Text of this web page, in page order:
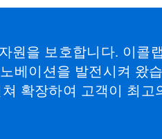
원을 보호합니다. 이콜
베이션을 발전시켜 왔
확장하여 고객이 최고